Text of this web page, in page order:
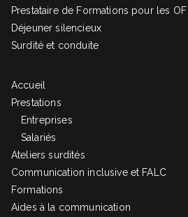
Prestataire de Formations pour les OF
Déjeuner silencieux
Surdité et conduite
Accueil
Prestations
Entreprises
Salariés
Ateliers surdités
Communication inclusive et FALC
Formations
Aides à la communication